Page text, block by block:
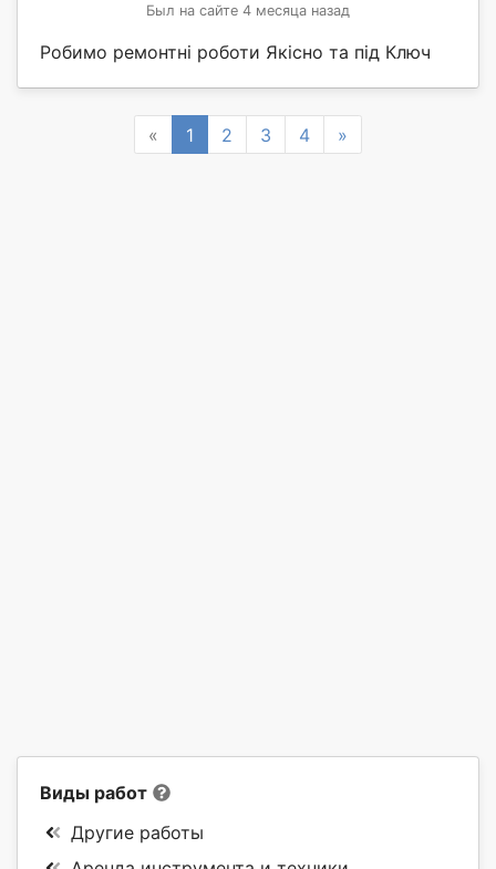
Был на сайте 4 месяца назад
Робимо ремонтні роботи Якісно та під Ключ
« Previous
1 2 3 4 »
Виды работ
Другие работы